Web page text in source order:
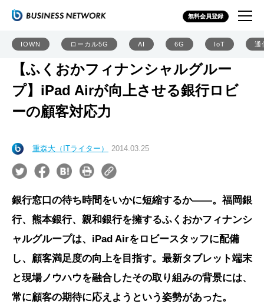
無料会員登録
IOWN ローカル5G AI 6G IoT 通
【ふくおかフィナンシャルグルー
プ】iPad Airが向上させる銀行ロビ
ーの顧客対応力
重森大（ITライター） 2014.03.25
銀行窓口の待ち時間をいかに短縮するか――。福岡銀
行、熊本銀行、親和銀行を擁するふくおかフィナンシ
ャルグループは、iPad Airをロビースタッフに配備
し、顧客満足度の向上を目指す。最新タブレット端末
と現場ノウハウを融合したその取り組みの背景には、
常に顧客の期待に応えようという姿勢があった。